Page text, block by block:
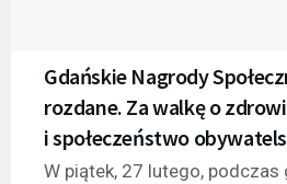
Gdańskie Nagrody
rozdane. Za walkę o
i społeczeństwo
W piątek, 27 lutego, podczas